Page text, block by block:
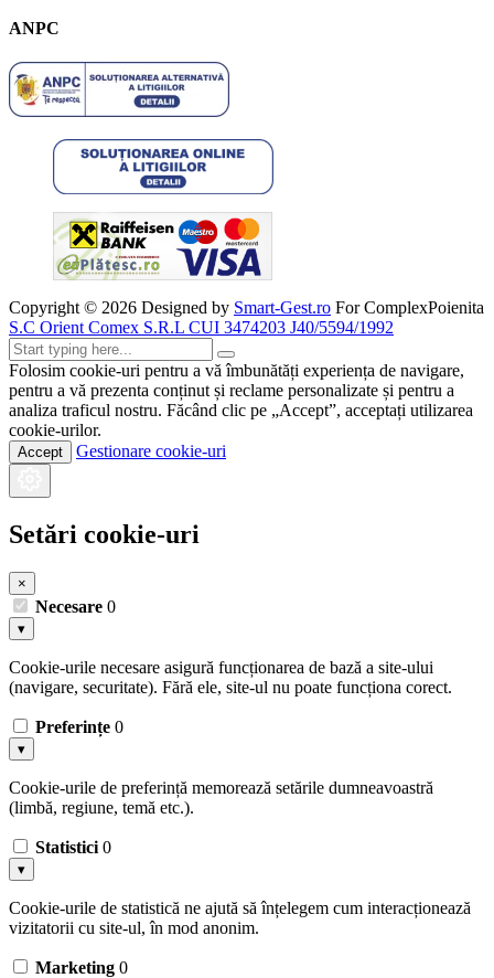
ANPC
Copyright © 2026 Designed by Smart-Gest.ro For ComplexPoienita
S.C Orient Comex S.R.L CUI 3474203 J40/5594/1992
Folosim cookie-uri pentru a vă îmbunătăți experiența de navigare,
pentru a vă prezenta conținut și reclame personalizate și pentru a
analiza traficul nostru. Făcând clic pe „Accept”, acceptați utilizarea
cookie-urilor.
Accept Gestionare cookie-uri
Setări cookie-uri
×
Necesare 0
▾
Cookie-urile necesare asigură funcționarea de bază a site-ului
(navigare, securitate). Fără ele, site-ul nu poate funcționa corect.
Preferințe 0
▾
Cookie-urile de preferință memorează setările dumneavoastră
(limbă, regiune, temă etc.).
Statistici 0
▾
Cookie-urile de statistică ne ajută să înțelegem cum interacționează
vizitatorii cu site-ul, în mod anonim.
Marketing 0